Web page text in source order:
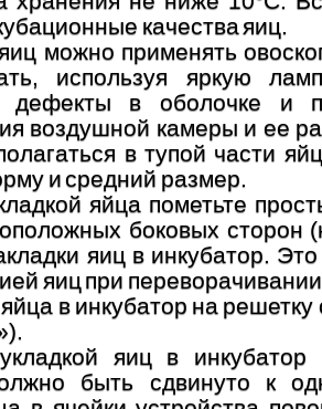
качества яиц.
можно применять
используя яркую
дефекты в оболочке и
воздушной камеры и ее
в тупой части
и средний размер.
яйца пометьте
боковых
яиц в инкубатор.
яиц при
в инкубатор на
яиц в инкубатор
быть сдвинуто к